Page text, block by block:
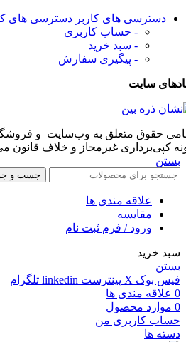
دسترسی های کاربر دسترسی های
- حساب کاربری
- سبد خرید
- پیگیری سفارش
سایت
حقوق متعلق به وب‌سایت و
کپی‌برداری غیرمجاز و خلاف قانون
بستن
جست و
علاقه مندی ها
مقایسه
ورود / فرم ثبت نام
سبد خرید
بستن
فیس بوک X پینترست linkedin تلگرام
0 علاقه مندی ها
0 موارد محصول
حساب کاربری من
دسته ها